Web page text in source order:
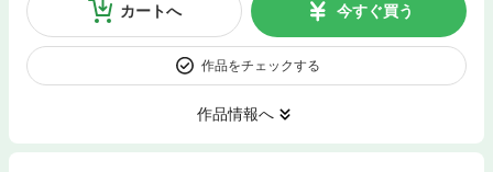
カートへ 今すぐ買う
作品をチェックする
作品情報へ